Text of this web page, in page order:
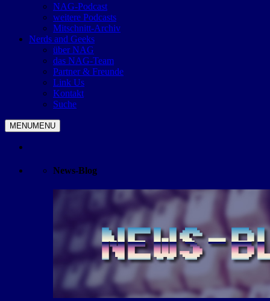
NAG-Podcast
weitere Podcasts
Mitschnitt-Archiv
Nerds and Geeks
über NAG
das NAG-Team
Partner & Freunde
Link Us
Kontakt
Suche
MENUMENU
News-Blog